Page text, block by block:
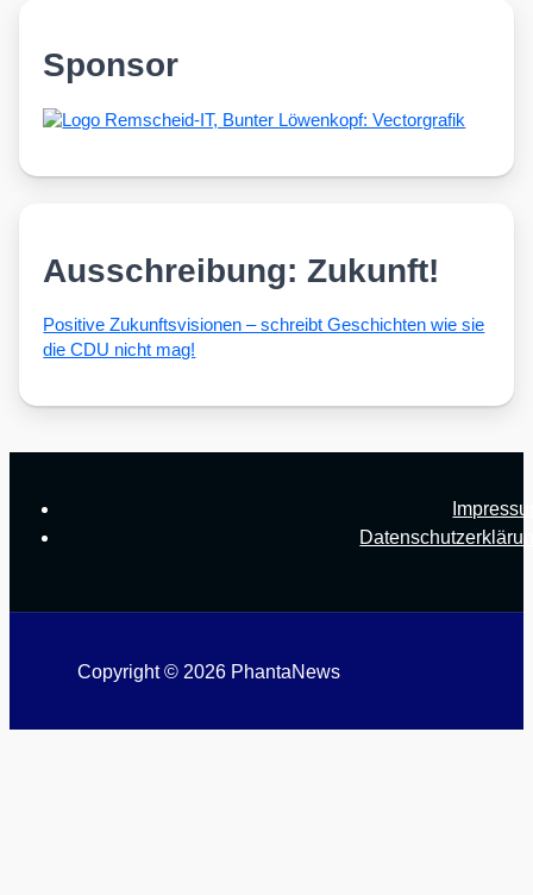
Sponsor
Ausschreibung: Zukunft!
Posi­ti­ve Zukunfts­vi­sio­nen – schreibt Geschich­ten wie sie
die CDU nicht mag!
Copyright © 2026 PhantaNews